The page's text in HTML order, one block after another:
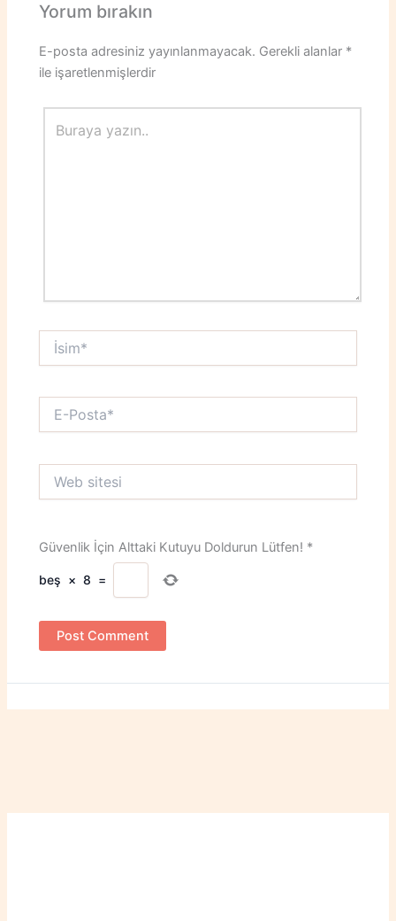
Yorum bırakın
E-posta adresiniz yayınlanmayacak. Gerekli alanlar *
ile işaretlenmişlerdir
Buraya
yazın..
İsim*
Posta*
sitesi
Güvenlik İçin Alttaki Kutuyu Doldurun Lütfen! *
beş × 8 =